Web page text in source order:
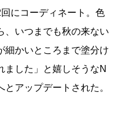
にコーディネート。色
、いつまでも秋の来ない
細かいところまで塗分け
ました」と嬉しそうなN
アップデートされた。